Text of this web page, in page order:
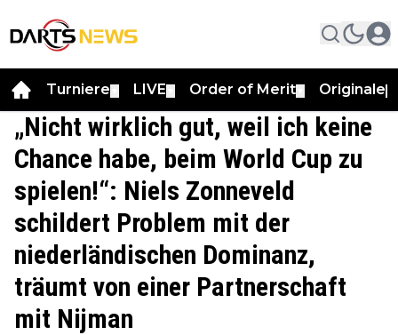
Turniere LIVE Order of Merit Originale
„Nicht wirklich gut, weil ich keine
Chance habe, beim World Cup zu
spielen!“: Niels Zonneveld
schildert Problem mit der
niederländischen Dominanz,
träumt von einer Partnerschaft
mit Nijman